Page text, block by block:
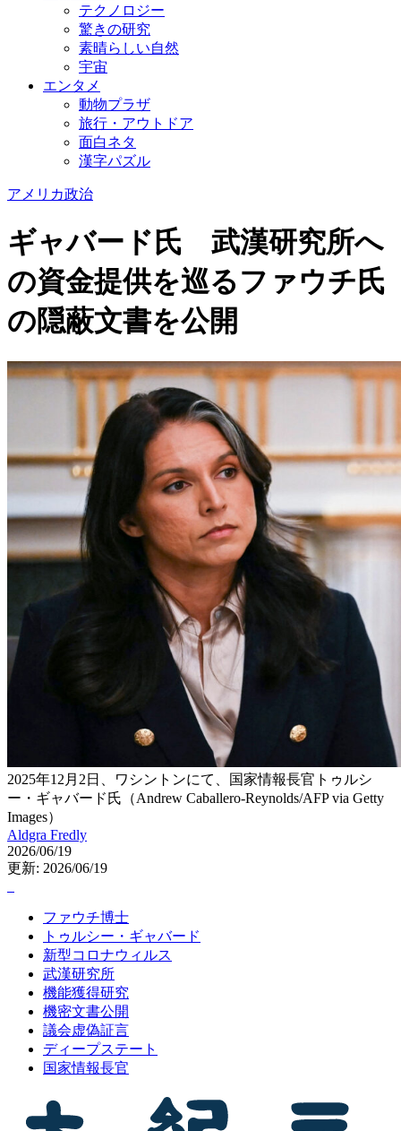
テクノロジー
驚きの研究
素晴らしい自然
宇宙
エンタメ
動物プラザ
旅行・アウトドア
面白ネタ
漢字パズル
アメリカ政治
ギャバード氏 武漢研究所へ
の資金提供を巡るファウチ氏
の隠蔽文書を公開
2025年12月2日、ワシントンにて、国家情報長官トゥルシ
ー・ギャバード氏（Andrew Caballero-Reynolds/AFP via Getty
Images）
Aldgra Fredly
2026/06/19
更新: 2026/06/19
ファウチ博士
トゥルシー・ギャバード
新型コロナウィルス
武漢研究所
機能獲得研究
機密文書公開
議会虚偽証言
ディープステート
国家情報長官